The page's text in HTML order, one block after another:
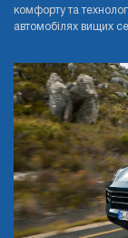
комфорту та
автомобілях вищих